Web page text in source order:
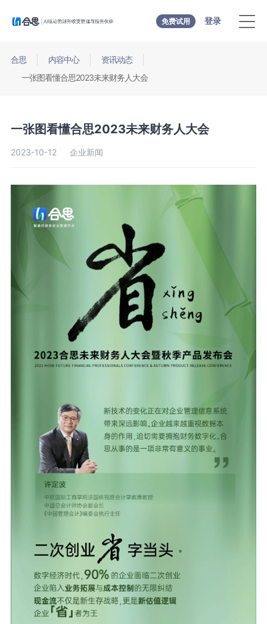
免费试用 登录
合思 内容中心
资讯动态
一张图看懂合思2023未来财务人大会
一张图看懂合思2023未来财务人大会
2023-10-12 企业新闻